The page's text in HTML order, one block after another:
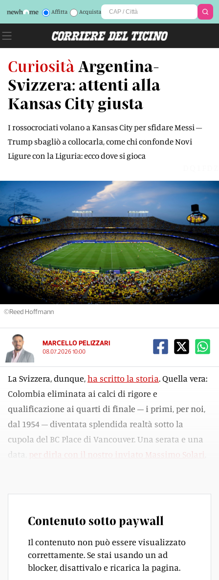
Affitta Acquista
Curiosità Argentina-
Svizzera: attenti alla
Kansas City giusta
I rossocrociati volano a Kansas City per sfidare Messi –
Trump sbagliò a collocarla, come chi confonde Novi
Ligure con la Liguria: ecco dove si gioca
©Reed Hoffmann
MARCELLO PELIZZARI
08.07.2026 10:00
La Svizzera, dunque,ha scritto la storia. Quella vera:
Colombia eliminata ai calci di rigore e
qualificazione ai quarti di finale – i primi, per noi,
dal 1954 – diventata splendida realtà sotto la
cupola del BC Place di Vancouver. Una serata e una
data, per dirla con il nostro inviato Massimo Solari
Contenuto sotto paywall
Il contenuto non può essere visualizzato
correttamente. Se stai usando un ad
blocker, disattivalo e ricarica la pagina.